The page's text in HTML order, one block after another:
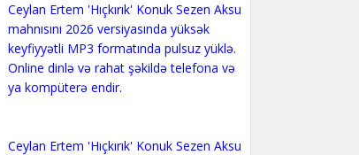
Ceylan Ertem 'Hıçkırık' Konuk Sezen Aksu
mahnısını 2026 versiyasında yüksək
keyfiyyətli MP3 formatında pulsuz yüklə.
Online dinlə və rahat şəkildə telefona və
ya kompüterə endir.
Ceylan Ertem 'Hıçkırık' Konuk Sezen Aksu